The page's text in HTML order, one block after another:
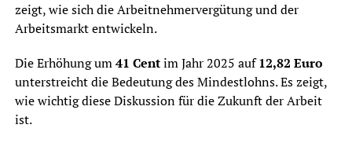
zeigt, wie sich die Arbeitnehmervergütung und der
Arbeitsmarkt entwickeln.
Die Erhöhung um41 Centim Jahr 2025 auf12,82 Euro
unterstreicht die Bedeutung des Mindestlohns. Es zeigt,
wie wichtig diese Diskussion für die Zukunft der Arbeit
ist.